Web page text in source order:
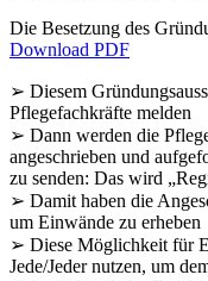
Die Besetzung des
Download PDF
➢ Diesem
Pflegefachkräfte melden
➢ Dann werden die
angeschrieben und
zu senden: Das wird
➢ Damit haben die
um Einwände zu erheben
➢ Diese Möglichkeit für
Jede/Jeder nutzen, um